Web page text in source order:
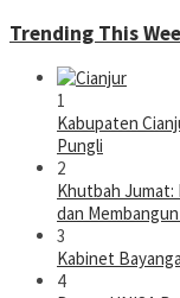
Trending This
1
Kabupaten
Pungli
2
Khutbah Jumat:
dan
3
Kabinet
4